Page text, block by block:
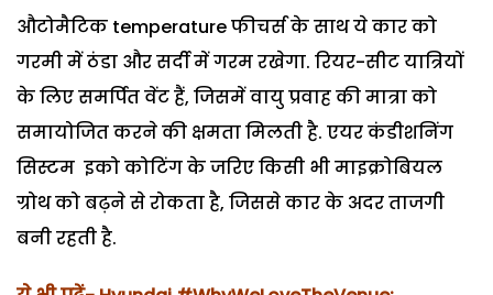
औटोमैटिक temperature फीचर्स के साथ ये कार को
गरमी में ठंडा और सर्दी में गरम रखेगा. रियर-सीट यात्रियों
के लिए समर्पित वेंट हैं, जिसमें वायु प्रवाह की मात्रा को
समायोजित करने की क्षमता मिलती है. एयर कंडीशनिंग
सिस्टम इको कोटिंग के जरिए किसी भी माइक्रोबियल
ग्रोथ को बढ़ने से रोकता है, जिससे कार के अदर ताजगी
बनी रहती है.